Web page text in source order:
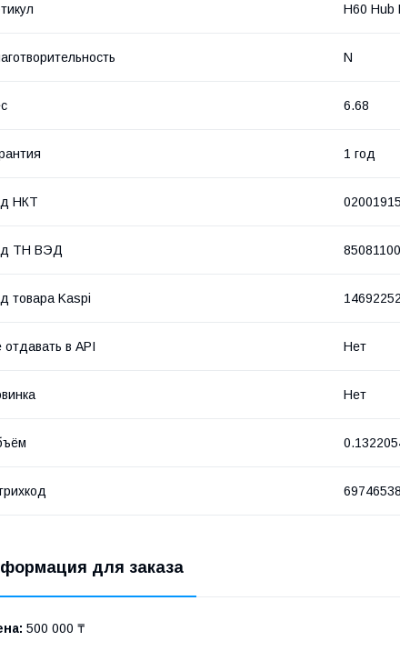
H60 Hub
N
6.68
1 год
НКТ
ТН ВЭД
товара Kaspi
отдавать в API Нет
Нет
для заказа
500 000 ₸